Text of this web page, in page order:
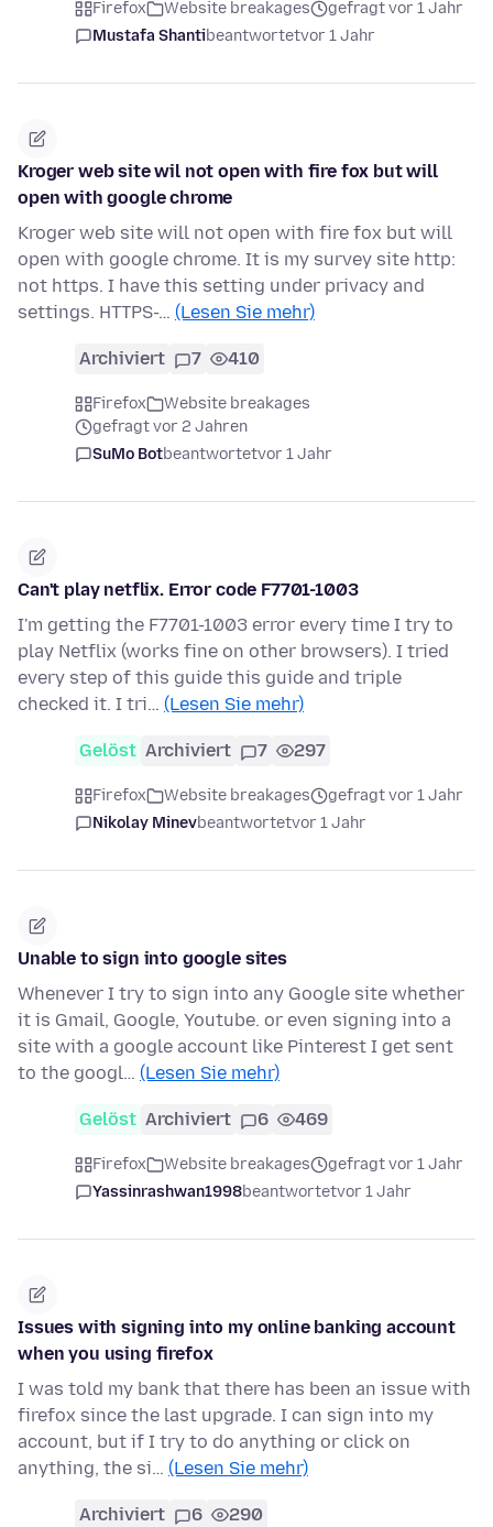
Firefox Website breakages
gefragt vor 1 Jahr
Mustafa Shantibeantwortetvor 1 Jahr
Kroger web site wil not open with fire fox but will
open with google chrome
Kroger web site will not open with fire fox but will
open with google chrome. It is my survey site http:
not https. I have this setting under privacy and
settings. HTTPS-… (Lesen Sie mehr)
Archiviert 7 410
Firefox
Website breakages
gefragt vor 2 Jahren
SuMo Botbeantwortetvor 1 Jahr
Can't play netflix. Error code F7701-1003
I'm getting the F7701-1003 error every time I try to
play Netflix (works fine on other browsers). I tried
every step of this guide this guide and triple
checked it. I tri… (Lesen Sie mehr)
Gelöst Archiviert 7 297
Firefox Website breakages
gefragt vor 1 Jahr
Nikolay Minevbeantwortetvor 1 Jahr
Unable to sign into google sites
Whenever I try to sign into any Google site whether
it is Gmail, Google, Youtube. or even signing into a
site with a google account like Pinterest I get sent
to the googl… (Lesen Sie mehr)
Gelöst Archiviert 6 469
Firefox Website breakages
gefragt vor 1 Jahr
Yassinrashwan1998beantwortetvor 1 Jahr
Issues with signing into my online banking account
when you using firefox
I was told my bank that there has been an issue with
firefox since the last upgrade. I can sign into my
account, but if I try to do anything or click on
anything, the si… (Lesen Sie mehr)
Archiviert 6 290